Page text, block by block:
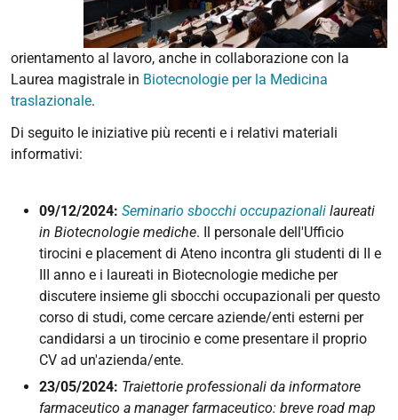
orientamento al lavoro, anche in collaborazione con la
Laurea magistrale in Biotecnologie per la Medicina
traslazionale.
Di seguito le iniziative più recenti e i relativi materiali
informativi:
09/12/2024: Seminario sbocchi occupazionali laureati
in Biotecnologie mediche. Il personale dell'Ufficio
tirocini e placement di Ateno incontra gli studenti di II e
III anno e i laureati in Biotecnologie mediche per
discutere insieme gli sbocchi occupazionali per questo
corso di studi, come cercare aziende/enti esterni per
candidarsi a un tirocinio e come presentare il proprio
CV ad un'azienda/ente.
23/05/2024: Traiettorie professionali da informatore
farmaceutico a manager farmaceutico: breve road map